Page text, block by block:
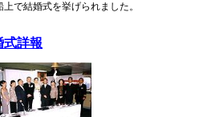
で結婚式を挙げられました。
式詳報